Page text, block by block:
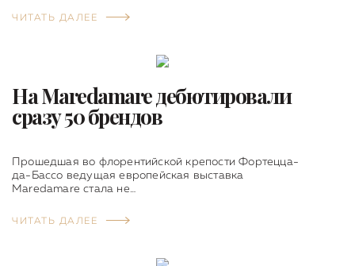
ЧИТАТЬ ДАЛЕЕ
На Maredamare дебютировали
сразу 50 брендов
Прошедшая во флорентийской крепости Фортецца-
да-Бассо ведущая европейская выставка
Maredamare стала не…
ЧИТАТЬ ДАЛЕЕ